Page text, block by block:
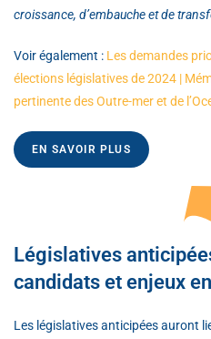
croissance, d’embauche et de
Voir également : Les demandes
élections législatives de 2024 |
pertinente des Outre-mer et de
EN SAVOIR PLUS
Législatives
candidats et enjeux
Les législatives anticipées auront